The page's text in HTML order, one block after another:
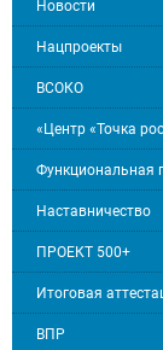
Новости
Нацпроекты
ВСОКО
«Центр «Точка
Функциональная
Наставничество
ПРОЕКТ 500+
Итоговая
ВПР